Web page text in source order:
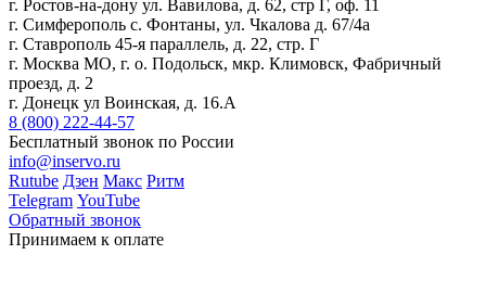
г. Ростов-на-дону ул. Вавилова, д. 62, стр Г, оф. 11
г. Симферополь с. Фонтаны, ул. Чкалова д. 67/4а
г. Ставрополь 45-я параллель, д. 22, стр. Г
г. Москва МО, г. о. Подольск, мкр. Климовск, Фабричный
проезд, д. 2
г. Донецк ул Воинская, д. 16.А
8 (800) 222-44-57
Бесплатный звонок по России
info@inservo.ru
Rutube Дзен Макс Ритм
Telegram YouTube
Обратный звонок
Принимаем к оплате